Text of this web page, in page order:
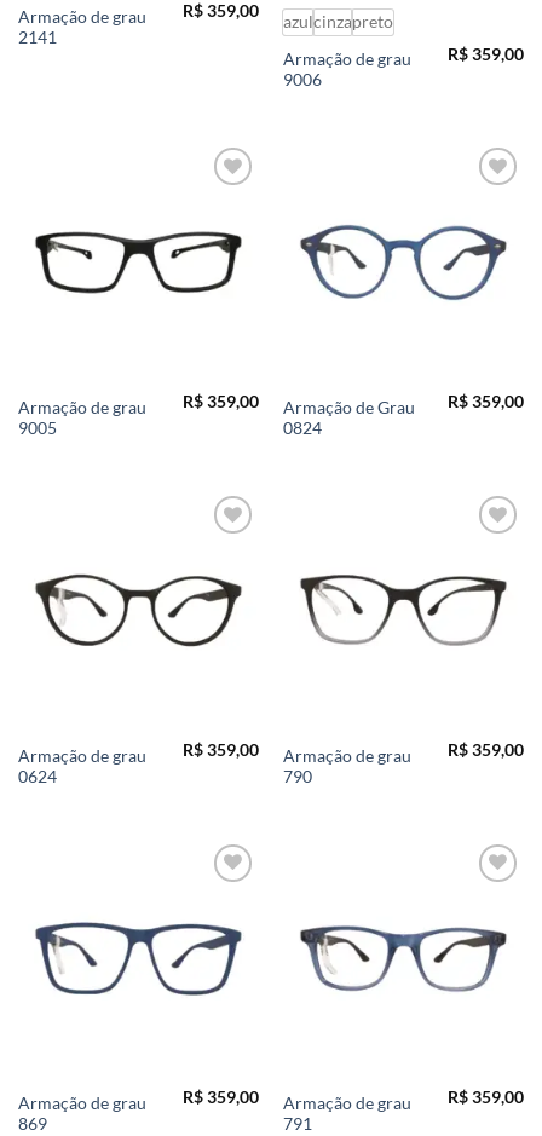
Armação de grau
2141
R$359,00
azulcinzapreto
Armação de grau
9006
R$359,00
Armação de grau
9005
R$359,00
Armação de Grau
0824
R$359,00
Armação de grau
0624
R$359,00
Armação de grau
790
R$359,00
Armação de grau
869
R$359,00
Armação de grau
791
R$359,00